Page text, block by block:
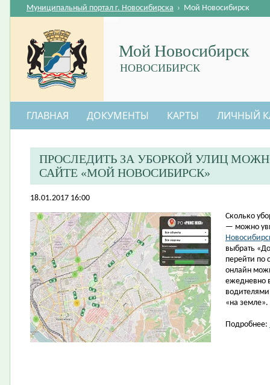
Мой Новосибирск
НОВОСИБИРСК
Муниципальный портал г. Новосибирска › Мой Новосибирск
ГЛАВНАЯ ДОКУМЕНТЫ КАРТЫ ЛИЧНЫЙ
ПРОСЛЕДИТЬ ЗА УБОРКОЙ УЛИЦ
САЙТЕ «МОЙ НОВОСИБИРСК»
18.01.2017 16:00
​Сколько
— можно
выбрать
перейти по
онлайн
ежедневно
«на земле».
Подробнее: